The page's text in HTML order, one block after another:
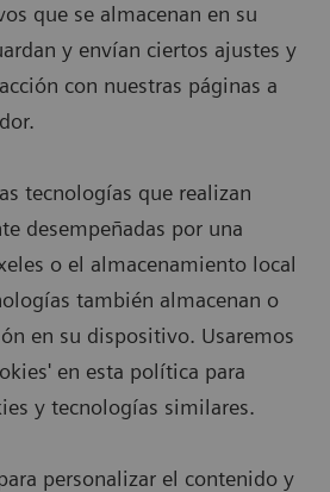
que se almacenan en su
y envían ciertos ajustes y
con nuestras páginas a
tecnologías que realizan
desempeñadas por una
o el almacenamiento local
también almacenan o
en su dispositivo. Usaremos
en esta política para
y tecnologías similares.
personalizar el contenido y